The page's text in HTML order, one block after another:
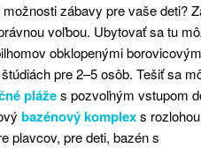
zábavy pre vaše deti?
voľbou. Ubytovať sa tu
obklopenými
pre 2–5 osôb. Tešiť sa
plážes pozvoľným vstupom
bazénový komplexs
plavcov, pre deti, bazén s